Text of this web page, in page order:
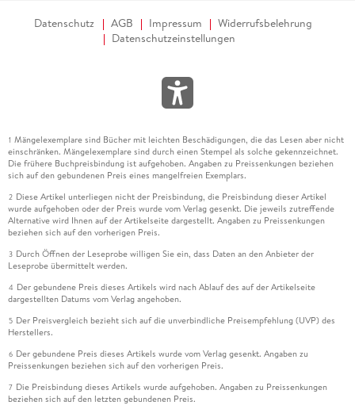
Datenschutz AGB Impressum
Widerrufsbelehrung
Datenschutzeinstellungen
1 Mängelexemplare sind Bücher mit leichten Beschädigungen, die das Lesen aber nicht
einschränken. Mängelexemplare sind durch einen Stempel als solche gekennzeichnet.
Die frühere Buchpreisbindung ist aufgehoben. Angaben zu Preissenkungen beziehen
sich auf den gebundenen Preis eines mangelfreien Exemplars.
2 Diese Artikel unterliegen nicht der Preisbindung, die Preisbindung dieser Artikel
wurde aufgehoben oder der Preis wurde vom Verlag gesenkt. Die jeweils zutreffende
Alternative wird Ihnen auf der Artikelseite dargestellt. Angaben zu Preissenkungen
beziehen sich auf den vorherigen Preis.
3 Durch Öffnen der Leseprobe willigen Sie ein, dass Daten an den Anbieter der
Leseprobe übermittelt werden.
4 Der gebundene Preis dieses Artikels wird nach Ablauf des auf der Artikelseite
dargestellten Datums vom Verlag angehoben.
5 Der Preisvergleich bezieht sich auf die unverbindliche Preisempfehlung (UVP) des
Herstellers.
6 Der gebundene Preis dieses Artikels wurde vom Verlag gesenkt. Angaben zu
Preissenkungen beziehen sich auf den vorherigen Preis.
7 Die Preisbindung dieses Artikels wurde aufgehoben. Angaben zu Preissenkungen
beziehen sich auf den letzten gebundenen Preis.